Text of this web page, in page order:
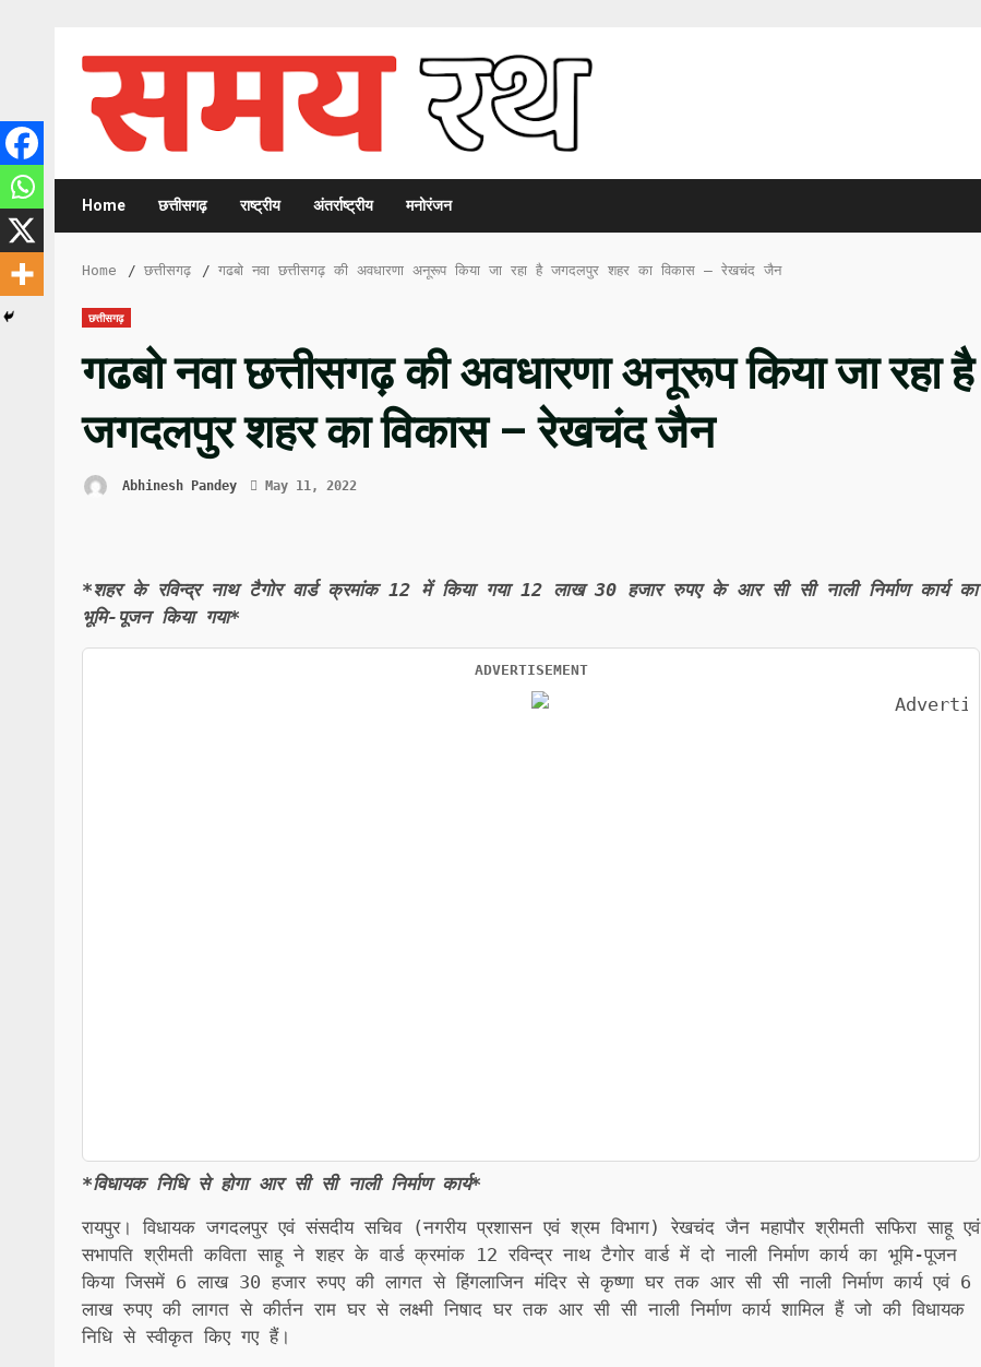
content
Home छत्तीसगढ़ राष्ट्रीय अंतर्राष्ट्रीय मनोरंजन
Home छत्तीसगढ़ गढबो नवा छत्तीसगढ़ की अवधारणा अनूरूप किया जा रहा है जगदलपुर शहर का विकास – रेखचंद जैन
छत्तीसगढ़
गढबो नवा छत्तीसगढ़ की अवधारणा अनूरूप किया जा रहा है
जगदलपुर शहर का विकास – रेखचंद जैन
Abhinesh Pandey May 11, 2022
*शहर के रविन्द्र नाथ टैगोर वार्ड क्रमांक 12 में किया गया 12 लाख 30 हजार रुपए के आर सी सी नाली निर्माण कार्य का
भूमि-पूजन किया गया*
ADVERTISEMENT
*विधायक निधि से होगा आर सी सी नाली निर्माण कार्य*
रायपुर। विधायक जगदलपुर एवं संसदीय सचिव (नगरीय प्रशासन एवं श्रम विभाग) रेखचंद जैन महापौर श्रीमती सफिरा साहू एवं
सभापति श्रीमती कविता साहू ने शहर के वार्ड क्रमांक 12 रविन्द्र नाथ टैगोर वार्ड में दो नाली निर्माण कार्य का भूमि-पूजन
किया जिसमें 6 लाख 30 हजार रुपए की लागत से हिंगलाजिन मंदिर से कृष्णा घर तक आर सी सी नाली निर्माण कार्य एवं 6
लाख रुपए की लागत से कीर्तन राम घर से लक्ष्मी निषाद घर तक आर सी सी नाली निर्माण कार्य शामिल हैं जो की विधायक
निधि से स्वीकृत किए गए हैं।